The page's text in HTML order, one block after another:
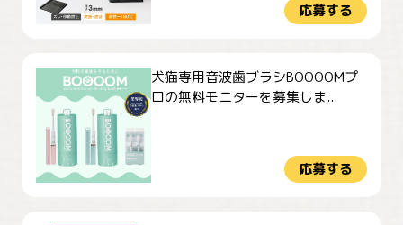
応募する
犬猫専用音波歯ブラシBOOOOMプ
ロの無料モニターを募集しま...
応募する